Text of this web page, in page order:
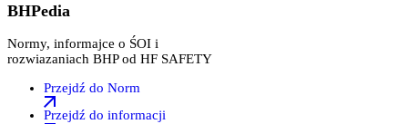
BHPedia
Normy, informajce o ŚOI i
rozwiazaniach BHP od HF SAFETY
Przejdź do Norm
Przejdź do informacji